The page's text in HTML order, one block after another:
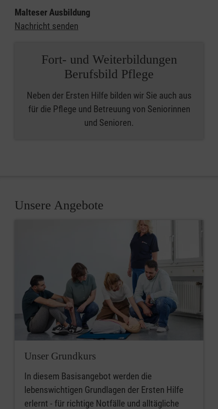
Malteser Ausbildung
Nachricht senden
Fort- und Weiterbildungen
Berufsbild Pflege
Neben der Ersten Hilfe bilden wir Sie auch aus
für die Pflege und Betreuung von Seniorinnen
und Senioren.
Unsere Angebote
Unser Grundkurs
In diesem Basisangebot werden die
lebenswichtigen Grundlagen der Ersten Hilfe
erlernt - für richtige Notfälle und alltägliche